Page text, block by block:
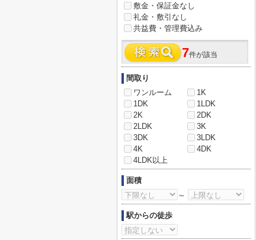
敷金・保証金なし
礼金・敷引なし
共益費・管理費込み
7件が該当
間取り
ワンルーム
1K
1DK
1LDK
2K
2DK
2LDK
3K
3DK
3LDK
4K
4DK
4LDK以上
面積
～
駅からの徒歩